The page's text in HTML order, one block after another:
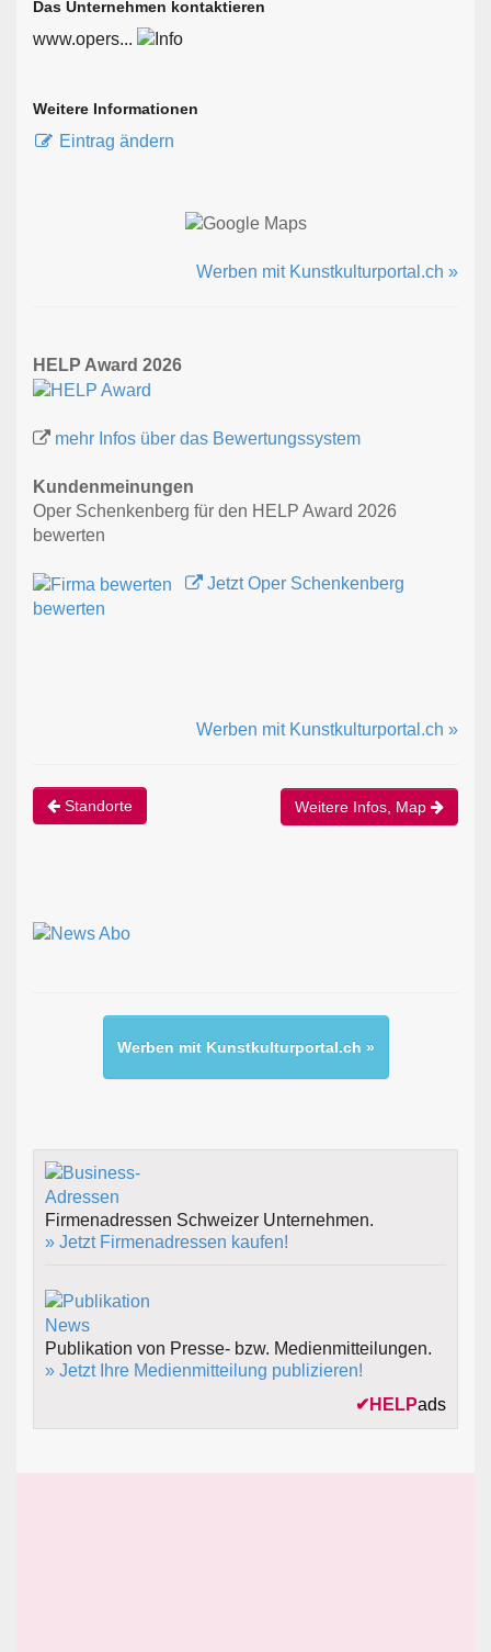
Das Unternehmen kontaktieren
www.opers...
Weitere Informationen
Eintrag ändern
Werben mit Kunstkulturportal.ch »
HELP Award 2026
mehr Infos über das Bewertungssystem
Kundenmeinungen
Oper Schenkenberg für den HELP Award 2026
bewerten
Jetzt Oper Schenkenberg
bewerten
Werben mit Kunstkulturportal.ch »
Standorte Weitere Infos, Map
Werben mit Kunstkulturportal.ch »
Firmenadressen Schweizer Unternehmen.
» Jetzt Firmenadressen kaufen!
Publikation von Presse- bzw. Medienmitteilungen.
» Jetzt Ihre Medienmitteilung publizieren!
✔ HELPads